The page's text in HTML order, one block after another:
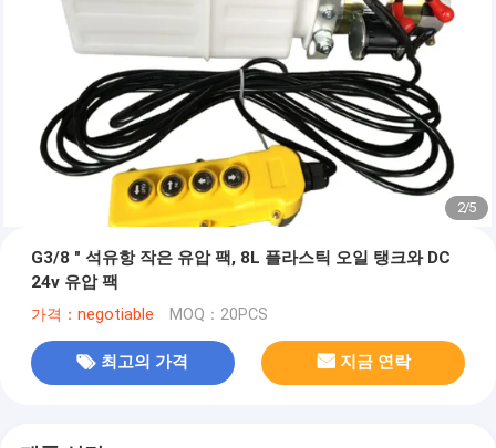
2/5
G3/8 " 석유항 작은 유압 팩, 8L 플라스틱 오일 탱크와 DC
24v 유압 팩
가격：negotiable MOQ：20PCS
최고의 가격 지금 연락